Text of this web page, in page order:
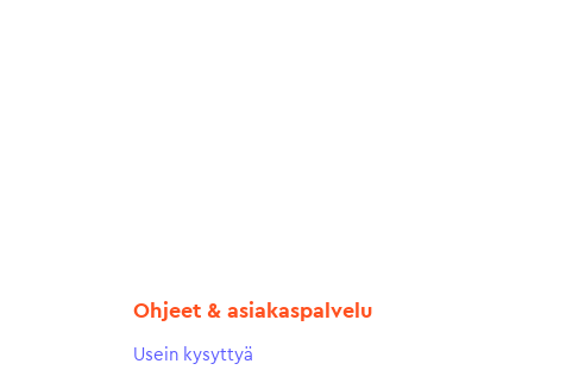
Ohjeet & asiakaspalvelu
Usein kysyttyä